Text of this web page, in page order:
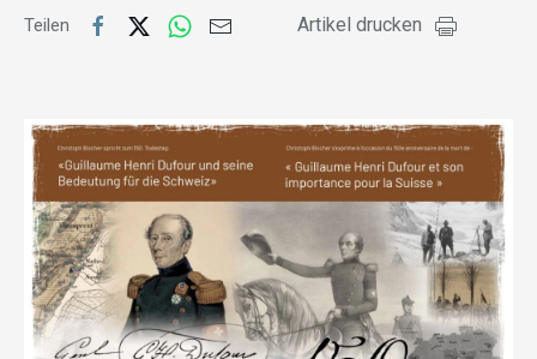
Teilen Artikel drucken